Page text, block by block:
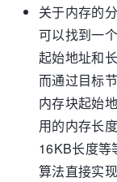
关于内存的
可以找到一
起始地址和
而通过目标
内存块起始
用的内存长
16KB长度等
算法直接实